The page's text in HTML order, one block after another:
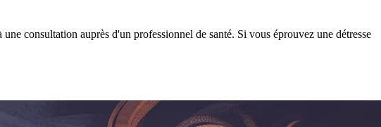
consultation auprès d'un professionnel de santé. Si vous éprouvez une détresse